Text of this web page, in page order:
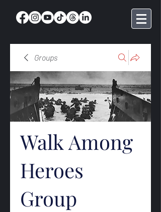
Groups
Walk Among
Heroes
Group